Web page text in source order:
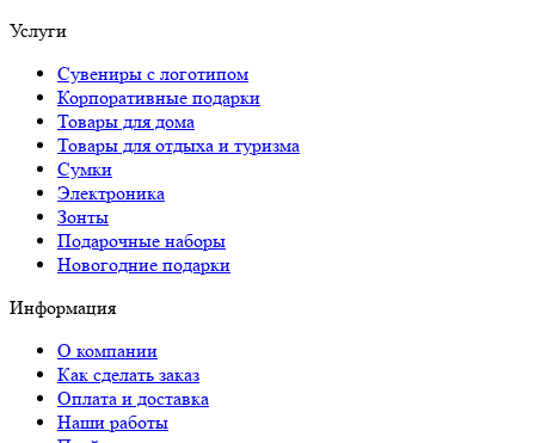
Услуги
Сувениры с логотипом
Корпоративные подарки
Товары для дома
Товары для отдыха и туризма
Сумки
Электроника
Зонты
Подарочные наборы
Новогодние подарки
Информация
О компании
Как сделать заказ
Оплата и доставка
Наши работы